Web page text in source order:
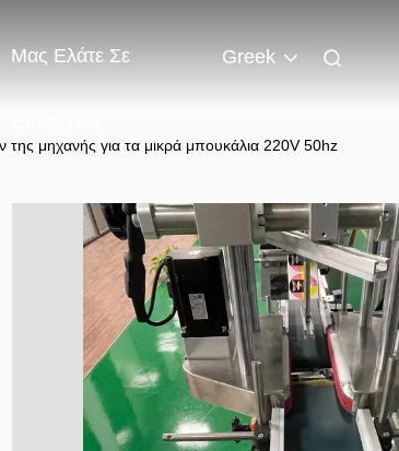
Μας Ελάτε Σε Greek
της μηχανής για τα μικρά μπουκάλια 220V 50hz